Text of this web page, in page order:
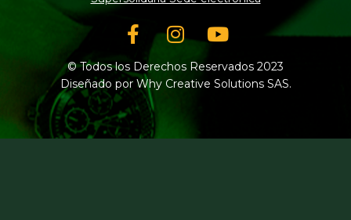
Facebook-
f
Instagram
Youtube
© Todos los Derechos Reservados 2023
Diseñado por Why Creative Solutions SAS.